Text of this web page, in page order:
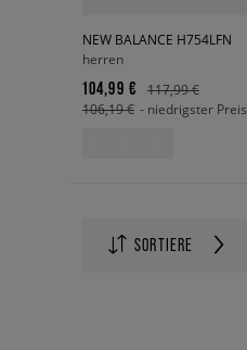
NEW BALANCE H754LFN
herren
104,99 €
117,99 €
106,19 € - niedrigster Preis
SORTIERE